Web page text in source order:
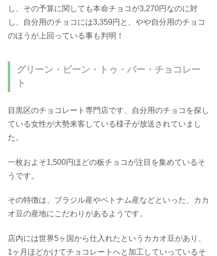
し、その予算に関しても本命チョコが3,270円なのに対
し、自分用のチョコには3,359円と、やや自分用のチョコ
のほうが上回っている事も判明！
グリーン・ビーン・トゥ・バー・チョコレー
ト
目黒区のチョコレート専門店です、自分用のチョコを探し
ている女性が大勢来客している様子が放送されていまし
た。
一枚およそ1,500円ほどの板チョコが注目を集めているそ
うです。
その特徴は、ブラジル産やベトナム産などといった、カカ
オ豆の産地にこだわりがあるようです。
店内には世界5ヶ国から仕入れたというカカオ豆があり、
1ヶ月ほどかけてチョコレートへと加工していっているそ